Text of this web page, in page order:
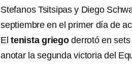
Stefanos Tsitsipas y Diego
septiembre en el primer día de
El tenista griegoderrotó en sets
anotar la segunda victoria del